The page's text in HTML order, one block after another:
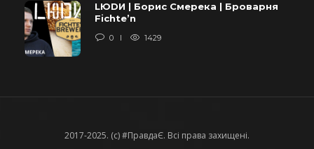
LЮDИ | Борис Смерека | Броварня
Fichte’n
0 1429
2017-2025. (c) #ПравдаЄ. Всі права захищені.